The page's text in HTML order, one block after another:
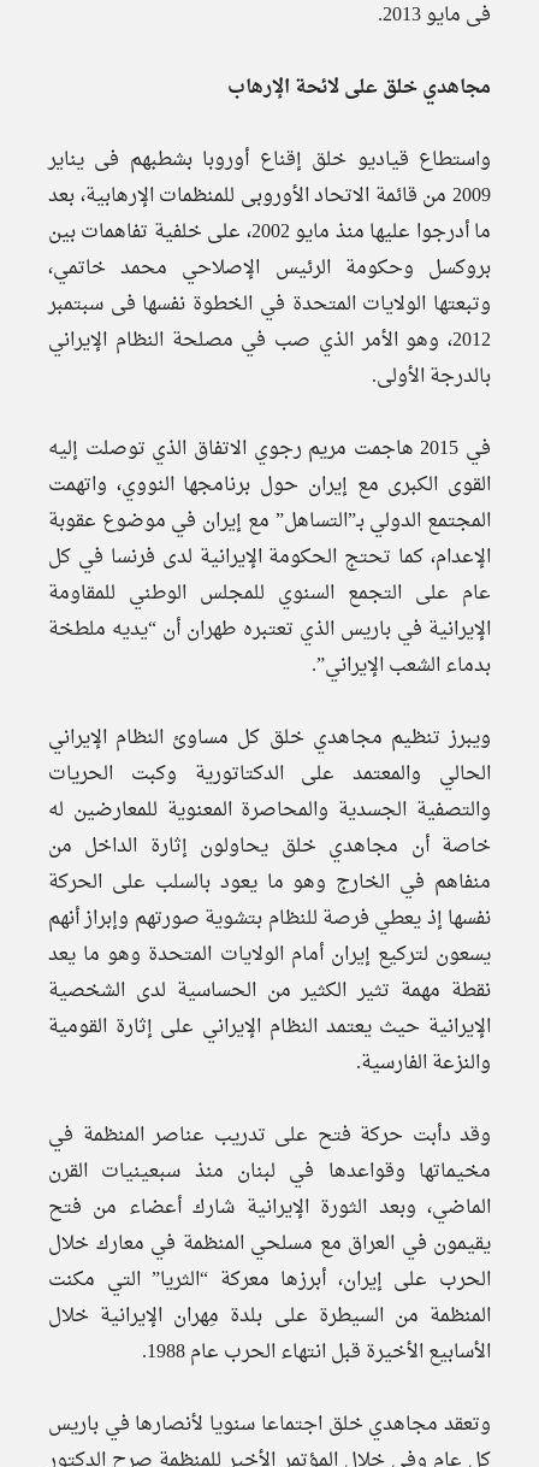
فى مايو 2013.
مجاهدي خلق على لائحة الإرهاب
واستطاع قياديو خلق إقناع أوروبا بشطبهم فى يناير
2009 من قائمة الاتحاد الأوروبى للمنظمات الإرهابية، بعد
ما أدرجوا عليها منذ مايو 2002، على خلفية تفاهمات بين
بروكسل وحكومة الرئيس الإصلاحي محمد خاتمي،
وتبعتها الولايات المتحدة في الخطوة نفسها فى سبتمبر
2012، وهو الأمر الذي صب في مصلحة النظام الإيراني
بالدرجة الأولى.
في 2015 هاجمت مريم رجوي الاتفاق الذي توصلت إليه
القوى الكبرى مع إيران حول برنامجها النووي، واتهمت
المجتمع الدولي بـ”التساهل” مع إيران في موضوع عقوبة
الإعدام، كما تحتج الحكومة الإيرانية لدى فرنسا في كل
عام على التجمع السنوي للمجلس الوطني للمقاومة
الإيرانية في باريس الذي تعتبره طهران أن “يديه ملطخة
بدماء الشعب الإيراني”.
ويبرز تنظيم مجاهدي خلق كل مساوئ النظام الإيراني
الحالي والمعتمد على الدكتاتورية وكبت الحريات
والتصفية الجسدية والمحاصرة المعنوية للمعارضين له
خاصة أن مجاهدي خلق يحاولون إثارة الداخل من
منفاهم في الخارج وهو ما يعود بالسلب على الحركة
نفسها إذ يعطي فرصة للنظام بتشوية صورتهم وإبراز أنهم
يسعون لتركيع إيران أمام الولايات المتحدة وهو ما يعد
نقطة مهمة تثير الكثير من الحساسية لدى الشخصية
الإيرانية حيث يعتمد النظام الإيراني على إثارة القومية
والنزعة الفارسية.
وقد دأبت حركة فتح على تدريب عناصر المنظمة في
مخيماتها وقواعدها في لبنان منذ سبعينيات القرن
الماضي، وبعد الثورة الإيرانية شارك أعضاء من فتح
يقيمون‌ في العراق مع مسلحي المنظمة في معارك خلال
الحرب على إيران، أبرزها معركة “الثريا” التي مكنت
المنظمة من السيطرة على بلدة مِهران الإيرانية خلال
الأسابيع الأخيرة قبل انتهاء الحرب عام 1988.
وتعقد مجاهدي خلق اجتماعا سنويا لأنصارها في باريس